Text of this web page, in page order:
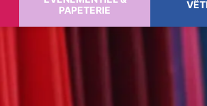
PAPETERIE